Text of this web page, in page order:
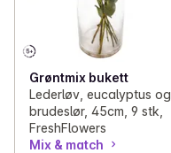
Grøntmix bukett
Lederløv, eucalyptus og
brudeslør, 45cm, 9 stk,
FreshFlowers
Mix & match